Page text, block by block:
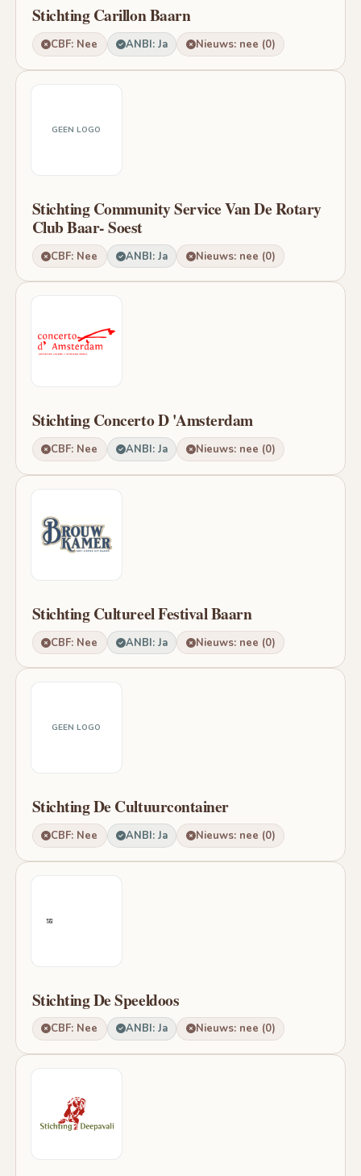
Stichting Carillon Baarn
CBF: Nee ANBI: Ja Nieuws: nee (0)
GEEN LOGO
Stichting Community Service Van De Rotary
Club Baar- Soest
CBF: Nee ANBI: Ja Nieuws: nee (0)
Stichting Concerto D 'Amsterdam
CBF: Nee ANBI: Ja Nieuws: nee (0)
Stichting Cultureel Festival Baarn
CBF: Nee ANBI: Ja Nieuws: nee (0)
GEEN LOGO
Stichting De Cultuurcontainer
CBF: Nee ANBI: Ja Nieuws: nee (0)
Stichting De Speeldoos
CBF: Nee ANBI: Ja Nieuws: nee (0)